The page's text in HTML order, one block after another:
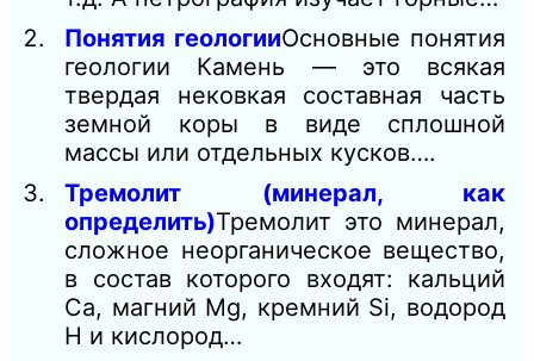
Понятия геологииОсновные понятия
геологии Камень — это всякая
твердая нековкая составная часть
земной коры в виде сплошной
массы или отдельных кусков….
Тремолит (минерал, как
определить)Тремолит это минерал,
сложное неорганическое вещество,
в состав которого входят: кальций
Ca, магний Mg, кремний Si, водород
Н и кислород…